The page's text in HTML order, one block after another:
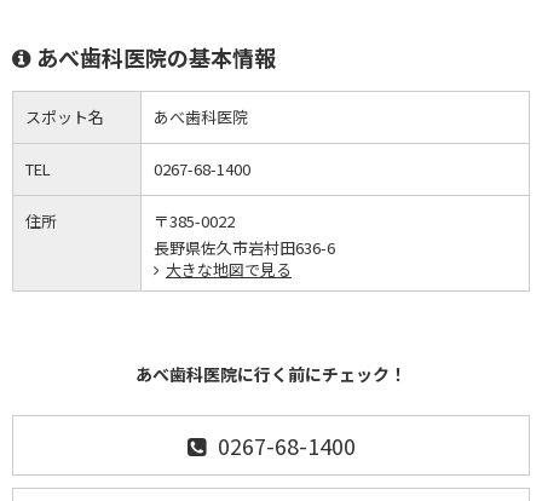
あべ歯科医院の基本情報
スポット名 あべ歯科医院
TEL 0267-68-1400
住所
〒385-0022
長野県佐久市岩村田636-6
大きな地図で見る
あべ歯科医院に行く前にチェック！
0267-68-1400